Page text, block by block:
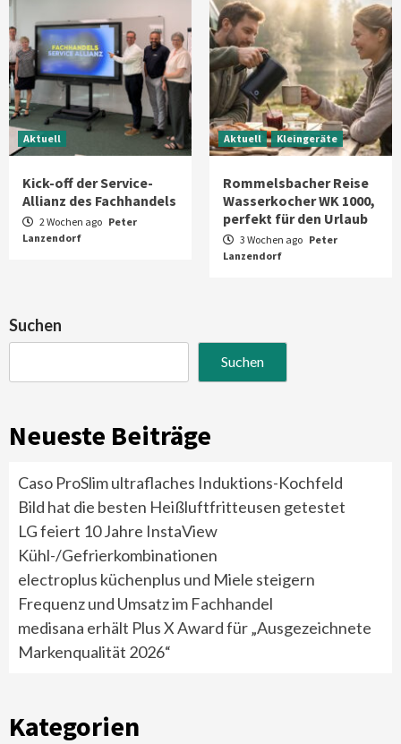
Aktuell
Kick-off der Service-
Allianz des Fachhandels
2 Wochen ago Peter
Lanzendorf
Aktuell Kleingeräte
Rommelsbacher Reise
Wasserkocher WK 1000,
perfekt für den Urlaub
3 Wochen ago Peter
Lanzendorf
Suchen
Suchen
Neueste Beiträge
Caso ProSlim ultraflaches Induktions-Kochfeld
Bild hat die besten Heißluftfritteusen getestet
LG feiert 10 Jahre InstaView
Kühl-/Gefrierkombinationen
electroplus küchenplus und Miele steigern
Frequenz und Umsatz im Fachhandel
medisana erhält Plus X Award für „Ausgezeichnete
Markenqualität 2026“
Kategorien